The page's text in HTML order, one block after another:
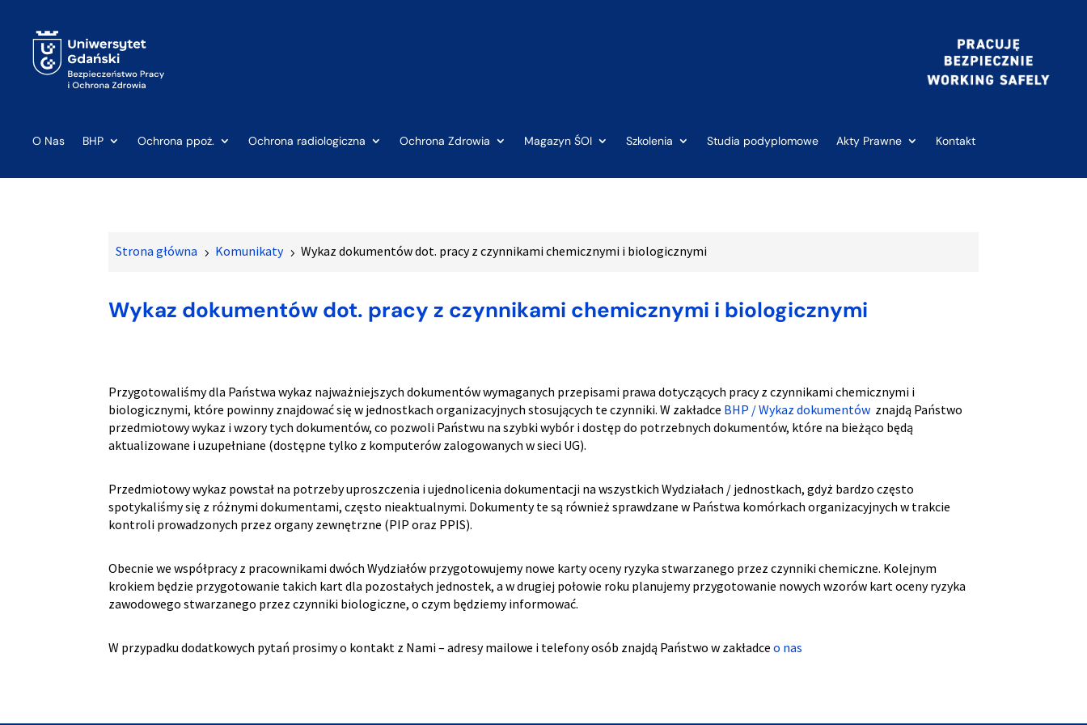
O Nas BHP Ochrona ppoż. Ochrona radiologiczna Ochrona Zdrowia Magazyn ŚOI Szkolenia Studia podyplomowe Akty Prawne Kontakt
Strona główna 5 Komunikaty 5 Wykaz dokumentów dot. pracy z czynnikami chemicznymi i biologicznymi
Wykaz dokumentów dot. pracy z czynnikami chemicznymi i biologicznymi
Przygotowaliśmy dla Państwa wykaz najważniejszych dokumentów wymaganych przepisami prawa dotyczących pracy z czynnikami chemicznymi i
biologicznymi, które powinny znajdować się w jednostkach organizacyjnych stosujących te czynniki. W zakładce BHP / Wykaz dokumentów znajdą Państwo
przedmiotowy wykaz i wzory tych dokumentów, co pozwoli Państwu na szybki wybór i dostęp do potrzebnych dokumentów, które na bieżąco będą
aktualizowane i uzupełniane (dostępne tylko z komputerów zalogowanych w sieci UG).
Przedmiotowy wykaz powstał na potrzeby uproszczenia i ujednolicenia dokumentacji na wszystkich Wydziałach / jednostkach, gdyż bardzo często
spotykaliśmy się z różnymi dokumentami, często nieaktualnymi. Dokumenty te są również sprawdzane w Państwa komórkach organizacyjnych w trakcie
kontroli prowadzonych przez organy zewnętrzne (PIP oraz PPIS).
Obecnie we współpracy z pracownikami dwóch Wydziałów przygotowujemy nowe karty oceny ryzyka stwarzanego przez czynniki chemiczne. Kolejnym
krokiem będzie przygotowanie takich kart dla pozostałych jednostek, a w drugiej połowie roku planujemy przygotowanie nowych wzorów kart oceny ryzyka
zawodowego stwarzanego przez czynniki biologiczne, o czym będziemy informować.
W przypadku dodatkowych pytań prosimy o kontakt z Nami – adresy mailowe i telefony osób znajdą Państwo w zakładceo nas